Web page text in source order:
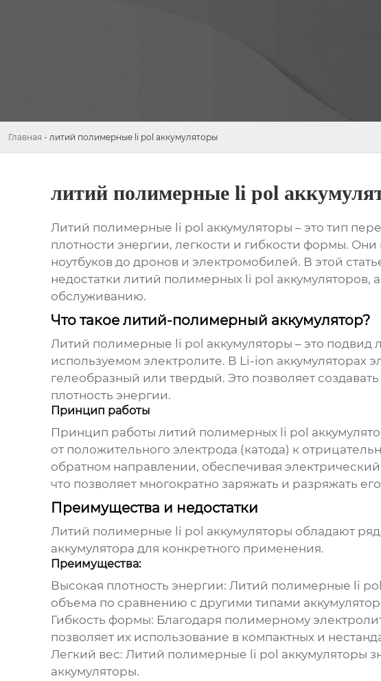
Главная - литий полимерные li pol аккумуляторы
литий полимерные li pol
Литий полимерные li pol аккумуляторы – это тип
плотности энергии, легкости и гибкости формы.
ноутбуков до дронов и электромобилей. В этой
недостатки литий полимерных li pol аккумуляторов,
обслуживанию.
Что такое литий-полимерный аккумулятор?
Литий полимерные li pol аккумуляторы – это подвид
используемом электролите. В Li-ion аккумуляторах
гелеобразный или твердый. Это позволяет
плотность энергии.
Принцип работы
Принцип работы литий полимерных li pol
от положительного электрода (катода) к
обратном направлении, обеспечивая
что позволяет многократно заряжать и разряжать
Преимущества и недостатки
Литий полимерные li pol аккумуляторы обладают
аккумулятора для конкретного применения.
Преимущества:
Высокая плотность энергии: Литий полимерные li
объема по сравнению с другими типами
Гибкость формы: Благодаря полимерному
позволяет их использование в компактных и
Легкий вес: Литий полимерные li pol аккумуляторы
аккумуляторы.